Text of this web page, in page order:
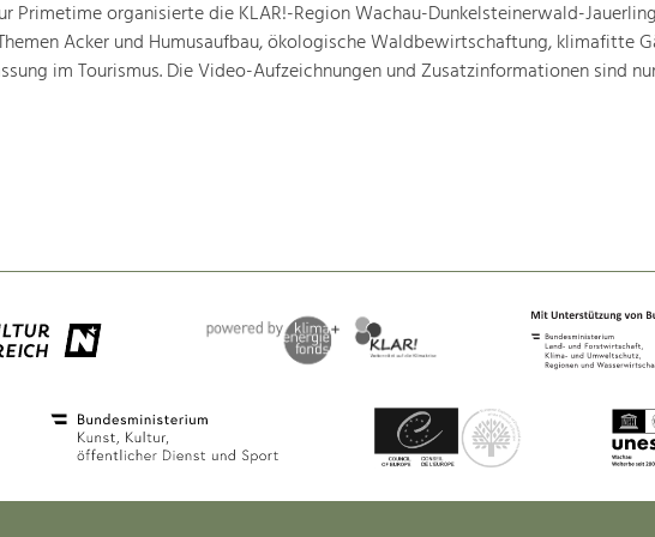
Primetime organisierte die KLAR!-Region Wachau-Dunkelsteinerwald-
Acker und Humusaufbau, ökologische Waldbewirtschaftung, klimafitte
im Tourismus. Die Video-Aufzeichnungen und Zusatzinformationen sind